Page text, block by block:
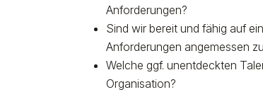
Anforderungen?
Sind wir bereit und fähig auf
Anforderungen angemessen
Welche ggf. unentdeckten
Organisation?